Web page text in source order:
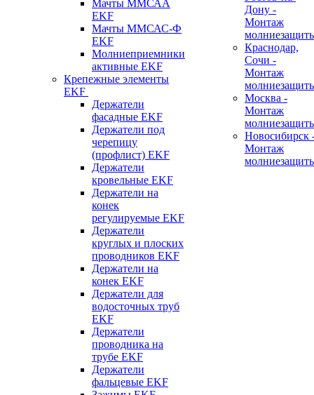
Мачты ММСАА
EKF
Мачты ММСАС-Ф
EKF
Молниеприемники
активные EKF
Крепежные элементы
EKF
Держатели
фасадные EKF
Держатели под
черепицу
(профлист) EKF
Держатели
кровельные EKF
Держатели на
конек
регулируемые EKF
Держатели
круглых и плоских
проводников EKF
Держатели на
конек EKF
Держатели для
водосточных труб
EKF
Держатели
проводника на
трубе EKF
Держатели
фальцевые EKF
Дону -
Монтаж
Краснодар,
Сочи -
Монтаж
Москва -
Монтаж
Новосибирск
Монтаж